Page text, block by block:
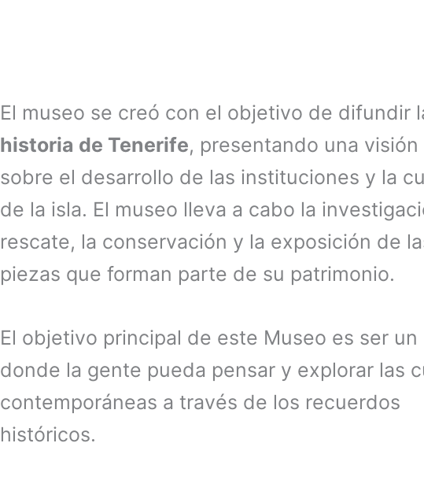
El museo se creó con el objetivo de difundir
historia de Tenerife, presentando una
sobre el desarrollo de las instituciones y la
de la isla. El museo lleva a cabo la
rescate, la conservación y la exposición de
piezas que forman parte de su patrimonio.
El objetivo principal de este Museo es ser un
donde la gente pueda pensar y explorar las
contemporáneas a través de los recuerdos
históricos.